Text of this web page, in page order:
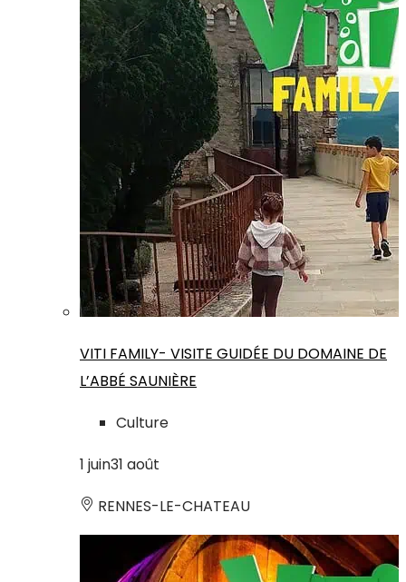
VITI FAMILY- VISITE GUIDÉE DU DOMAINE DE
L’ABBÉ SAUNIÈRE
Culture
1 juin31 août
RENNES-LE-CHATEAU